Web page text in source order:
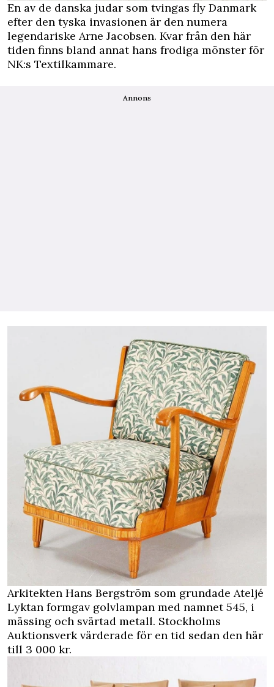
En av de danska judar som tvingas fly Danmark
efter den tyska invasionen är den numera
legendariske Arne Jacobsen. Kvar från den här
tiden finns bland annat hans frodiga mönster för
NK:s Textilkammare.
Annons
Arkitekten Hans Bergström som grundade Ateljé
Lyktan formgav golvlampan med namnet 545, i
mässing och svärtad metall. Stockholms
Auktionsverk värderade för en tid sedan den här
till 3 000 kr.